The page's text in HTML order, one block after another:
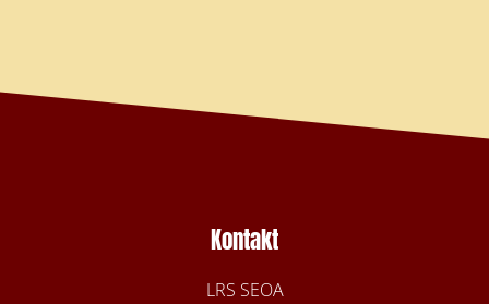
Kontakt
LRS SEOA